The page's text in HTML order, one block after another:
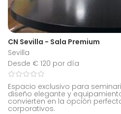
CN Sevilla - Sala Premium
Sevilla
Desde € 120 por día
Espacio exclusivo para
diseño elegante y
convierten en la opción
corporativos.